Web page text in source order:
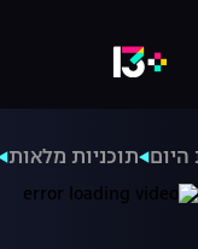
תוכניות מלאות